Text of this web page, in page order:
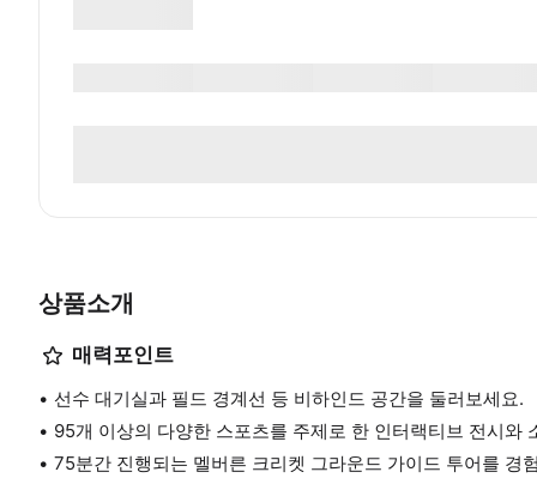
상품소개
매력포인트
선수 대기실과 필드 경계선 등 비하인드 공간을 둘러보세요.
95개 이상의 다양한 스포츠를 주제로 한 인터랙티브 전시와
75분간 진행되는 멜버른 크리켓 그라운드 가이드 투어를 경